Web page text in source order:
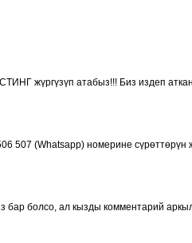
жүргүзүп атабыз!!! Биз издеп
507 (Whatsapp) номерине
болсо, ал кызды комментарий